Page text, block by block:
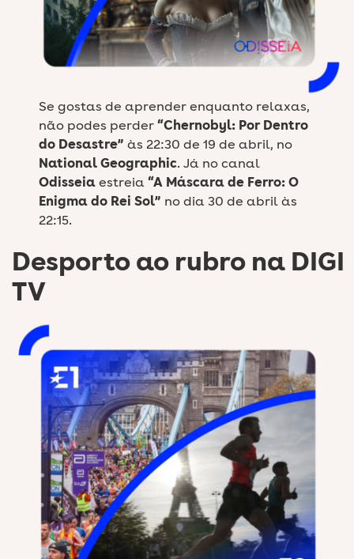
Se gostas de aprender enquanto relaxas,
não podes perder“Chernobyl: Por Dentro
do Desastre” às 22:30 de 19 de abril, no
National Geographic. Já no canal
Odisseiaestreia“A Máscara de Ferro: O
Enigma do Rei Sol” no dia 30 de abril às
22:15.
Desporto ao rubro na DIGI
TV